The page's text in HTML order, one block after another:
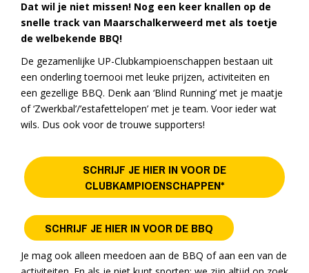
Dat wil je niet missen! Nog een keer knallen op de
snelle track van Maarschalkerweerd met als toetje
de welbekende BBQ!
De gezamenlijke UP-Clubkampioenschappen bestaan uit
een onderling toernooi met leuke prijzen, activiteiten en
een gezellige BBQ. Denk aan ‘Blind Running’ met je maatje
of ‘Zwerkbal’/’estafettelopen’ met je team. Voor ieder wat
wils. Dus ook voor de trouwe supporters!
SCHRIJF JE HIER IN VOOR DE
CLUBKAMPIOENSCHAPPEN*
SCHRIJF JE HIER IN VOOR DE BBQ
Je mag ook alleen meedoen aan de BBQ of aan een van de